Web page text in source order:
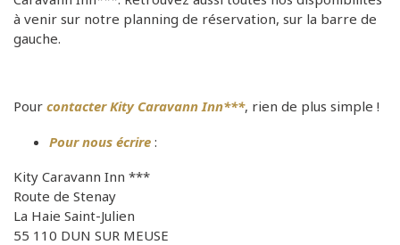
à venir sur notre planning de réservation, sur la barre de
gauche.
Pour contacter Kity Caravann Inn***, rien de plus simple !
Pour nous écrire :
Kity Caravann Inn ***
Route de Stenay
La Haie Saint-Julien
55 110 DUN SUR MEUSE